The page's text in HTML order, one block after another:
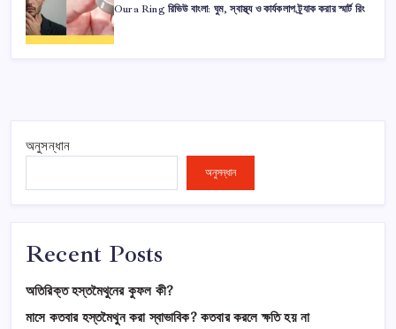
Oura Ring রিভিউ বাংলা: ঘুম, স্বাস্থ্য ও কার্যকলাপ ট্র্যাক করার স্মার্ট রিং
অনুসন্ধান
অনুসন্ধান
Recent Posts
অতিরিক্ত হস্তমৈথুনের কুফল কী?
মাসে কতবার হস্তমৈথুন করা স্বাভাবিক? কতবার করলে ক্ষতি হয় না